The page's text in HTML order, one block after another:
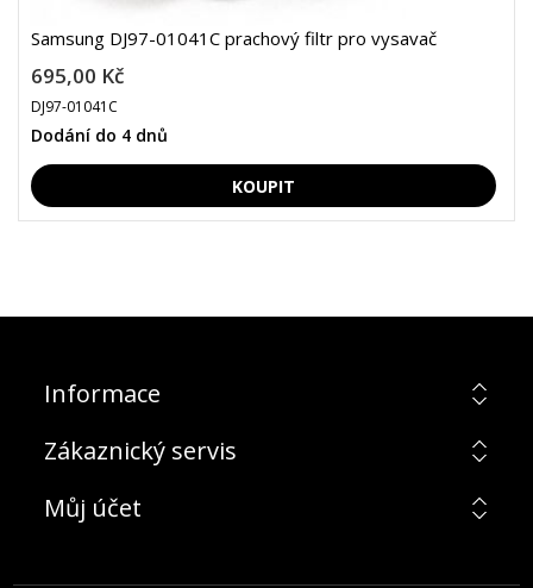
Samsung DJ97-01041C prachový filtr pro vysavač
695,00 Kč
DJ97-01041C
Dodání do 4 dnů
Informace
Zákaznický servis
Můj účet